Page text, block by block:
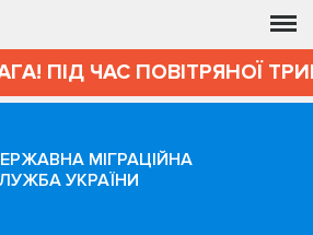
ПІД ЧАС ПОВІТРЯНОЇ
МІГРАЦІЙНА
УКРАЇНИ